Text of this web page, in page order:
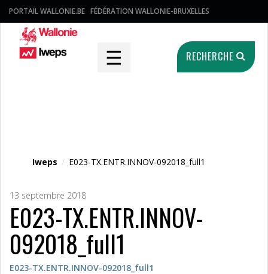
PORTAIL WALLONIE.BE FÉDÉRATION WALLONIE-BRUXELLES
☰ RECHERCHE
Iweps / E023-TX.ENTR.INNOV-092018_full1
13 septembre 2018
E023-TX.ENTR.INNOV-
092018_full1
E023-TX.ENTR.INNOV-092018_full1